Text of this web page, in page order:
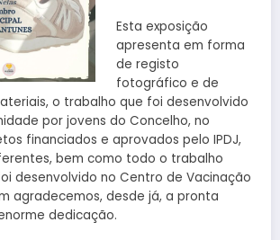
Esta exposição
apresenta em forma
de registo
fotográfico e de
o trabalho que foi desenvolvido
por jovens do Concelho, no
financiados e aprovados pelo IPDJ,
bem como todo o trabalho
desenvolvido no Centro de Vacinação
agradecemos, desde já, a pronta
dedicação.